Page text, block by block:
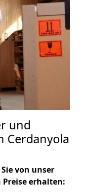
und
Cerdanyola
von unser
erhalten: